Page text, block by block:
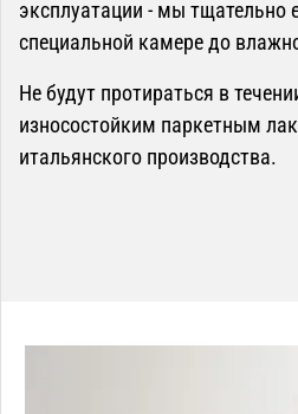
эксплуатации - мы тщательно
специальной камере до
Не будут протираться в
износостойким паркетным
итальянского производства.